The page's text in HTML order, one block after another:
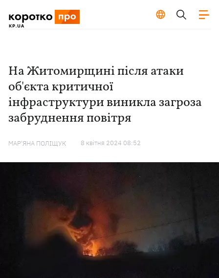
На Житомирщині після атаки
об'єкта критичної
інфраструктури виникла загроза
забруднення повітря
МАР'ЯНА ПОЛІЩУК 8 квiтня 2024 08:52